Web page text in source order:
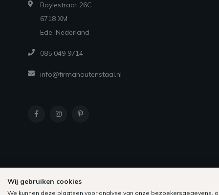
Boylestraat 26C
6718 XM
Ede, Nederland
085 049 9714
info@firmahoutenstaal.nl
Wij gebruiken cookies
We kunnen deze plaatsen voor analyse van onze